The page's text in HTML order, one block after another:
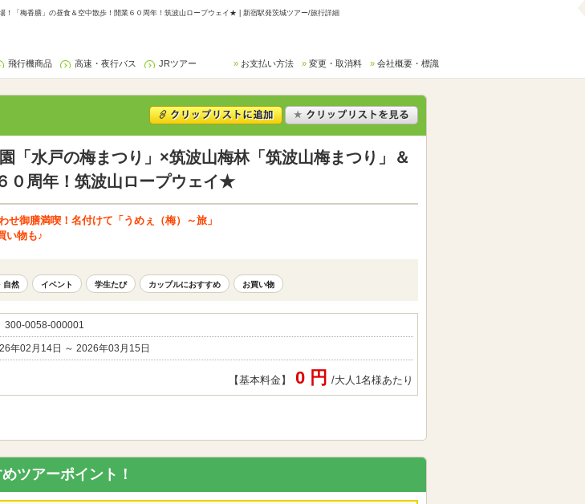
！「梅香膳」の昼食＆空中散歩！開業６０周年！筑波山ロープウェイ★ | 新宿駅発茨城ツアー/旅行詳細
飛行機商品 高速・夜行バス JRツアー お支払い方法 変更・取消料 会社概要・標識
「水戸の梅まつり」×筑波山梅林「筑波山梅まつり」＆
０周年！筑波山ロープウェイ★
御膳満喫！名付けて「うめぇ（梅）～旅」
い物も♪
自然 イベント 学生たび カップルにおすすめ お買い物
300-0058-000001
年02月14日 ～ 2026年03月15日
【基本料金】 0 円 /大人1名様あたり
ツアーポイント！